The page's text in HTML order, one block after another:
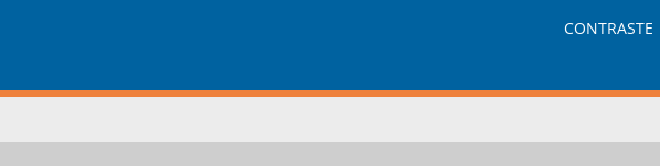
CONTRASTE